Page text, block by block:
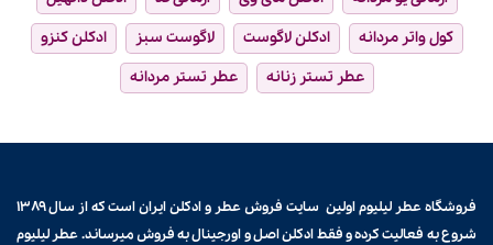
کول واتر مردانه
ادکلن لاگوست لاگوست سبز
ادکلن کنزو
عطر تستر زنانه
عطر تستر مردانه
فروشگاه عطر لیلیوم اولین سایت فروشعطر و ادکلن
ایران است که از سال ۱۳۸۹
شروع به فعالیت کرده و فقط ادکلن اصل و اورجینال به فروش میرساند. عطر لیلیوم